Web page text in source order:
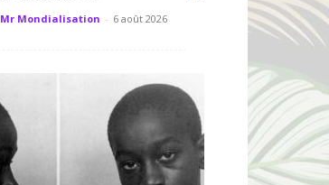
Mr Mondialisation - 6 août 2026